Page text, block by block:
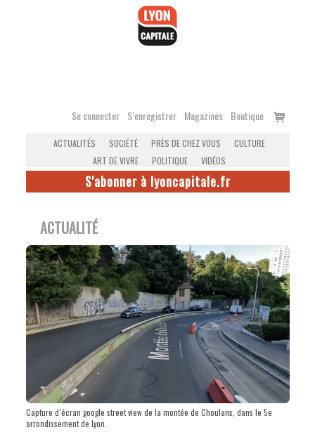
Se connecter S’enregistrer Magazines Boutique
Voir
ACTUALITÉS SOCIÉTÉ PRÈS DE CHEZ VOUS
CULTURE
ART DE VIVRE
POLITIQUE VIDÉOS
S'abonner à lyoncapitale.fr
ACTUALITÉ
Capture d’écran google street view de la montée de Choulans, dans le 5e
arrondissement de Lyon.